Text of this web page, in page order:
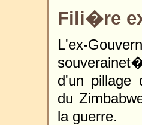
Fili�re
L'ex-
d'un pillage
du
la guerre.